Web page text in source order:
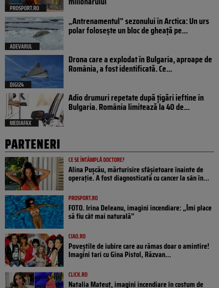
PROSPORT.RO
ADEVARUL
„Antrenamentul” sezonului în Arctica: Un urs
polar folosește un bloc de gheață pe...
DIGI24
Drona care a explodat în Bulgaria, aproape de
România, a fost identificată. Ce...
MEDIAFAX
Adio drumuri repetate după țigări ieftine în
Bulgaria. România limitează la 40 de...
PARTENERI
CE SE ÎNTÂMPLĂ DOCTORE?
Alina Pușcău, mărturisire sfâșietoare înainte de
operație. A fost diagnosticată cu cancer la sân în...
PROSPORT.RO
FOTO. Irina Deleanu, imagini incendiare: „Îmi place
să fiu cât mai naturală”
CIAO.RO
Poveştile de iubire care au rămas doar o amintire!
Imagini tari cu Gina Pistol, Răzvan...
CLICK.RO
Natalia Mateuț, imagini incendiare în costum de